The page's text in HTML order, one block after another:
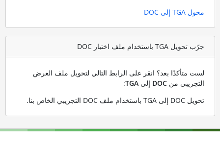
محول TGA إلى DOC
جرّب تحويل TGA باستخدام ملف اختبار DOC
لست متأكدًا بعد؟ انقر على الرابط التالي لتحويل ملف العرض
التجريبي من DOCإلى TGA
:
تحويل DOC إلى TGA باستخدام ملف DOC التجريبي الخاص بنا
.